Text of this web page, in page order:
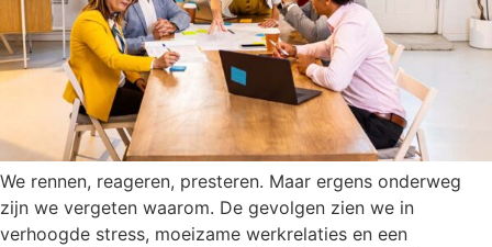
We rennen, reageren, presteren. Maar ergens onderweg
zijn we vergeten waarom. De gevolgen zien we in
verhoogde stress, moeizame werkrelaties en een